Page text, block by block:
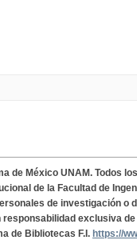
de México UNAM. Todos
de la Facultad de
de investigación o
exclusiva
de Bibliotecas F.I. https://